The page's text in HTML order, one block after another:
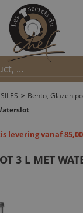
> Bento, Glazen
levering vanaf
3 L MET